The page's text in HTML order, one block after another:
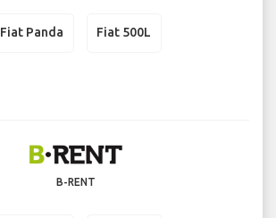
Fiat Panda Fiat 500L
B-RENT